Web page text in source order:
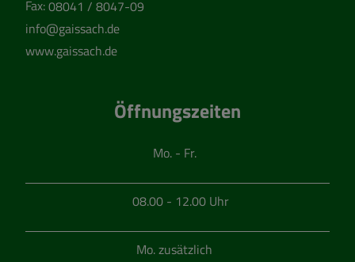
Fax:08041 / 8047-09
info@gaissach.de
www.gaissach.de
Öffnungszeiten
Mo. - Fr.
08.00 - 12.00 Uhr
Mo. zusätzlich